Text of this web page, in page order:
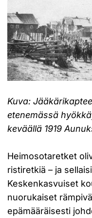
Kuva:
etenemässä
keväällä 1919
Heimosotaretket
ristiretkiä – ja
Keskenkasvuiset
nuorukaiset
epämääräisesti